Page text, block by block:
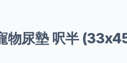
物尿墊 呎半